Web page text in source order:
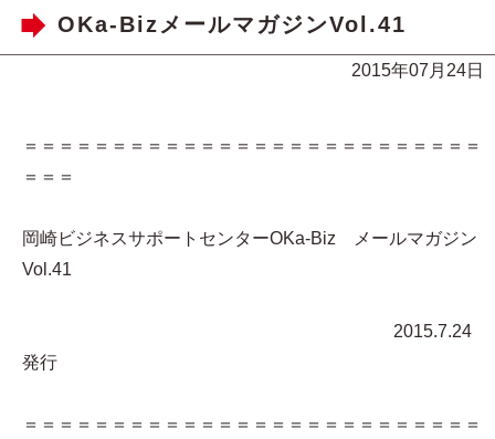
OKa-BizメールマガジンVol.41
2015年07月24日
＝＝＝＝＝＝＝＝＝＝＝＝＝＝＝＝＝＝＝＝＝＝＝＝＝＝
＝＝＝
岡崎ビジネスサポートセンターOKa-Biz メールマガジン
Vol.41
2015.7.24
発行
＝＝＝＝＝＝＝＝＝＝＝＝＝＝＝＝＝＝＝＝＝＝＝＝＝＝